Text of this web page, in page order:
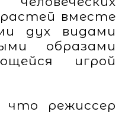
вместе
дух видами
образами
игрой
режиссер